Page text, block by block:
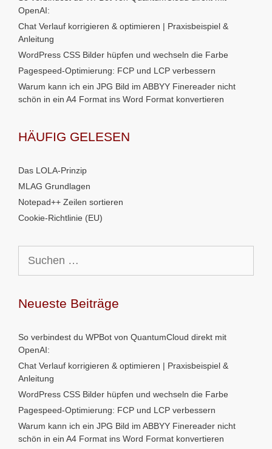
OpenAI:
Chat Verlauf korrigieren & optimieren | Praxisbeispiel &
Anleitung
WordPress CSS Bilder hüpfen und wechseln die Farbe
Pagespeed-Optimierung: FCP und LCP verbessern
Warum kann ich ein JPG Bild im ABBYY Finereader nicht
schön in ein A4 Format ins Word Format konvertieren
HÄUFIG GELESEN
Das LOLA-Prinzip
MLAG Grundlagen
Notepad++ Zeilen sortieren
Cookie-Richtlinie (EU)
nach:
Neueste Beiträge
So verbindest du WPBot von QuantumCloud direkt mit
OpenAI:
Chat Verlauf korrigieren & optimieren | Praxisbeispiel &
Anleitung
WordPress CSS Bilder hüpfen und wechseln die Farbe
Pagespeed-Optimierung: FCP und LCP verbessern
Warum kann ich ein JPG Bild im ABBYY Finereader nicht
schön in ein A4 Format ins Word Format konvertieren